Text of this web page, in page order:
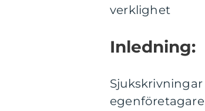
verklighet
Inledning: